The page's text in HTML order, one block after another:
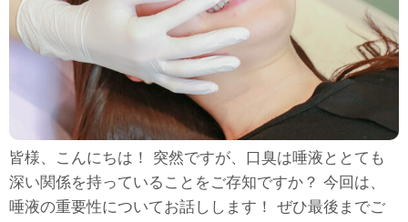
皆様、こんにちは！ 突然ですが、口臭は唾液ととても
深い関係を持っていることをご存知ですか？ 今回は、
唾液の重要性についてお話しします！ ぜひ最後までご